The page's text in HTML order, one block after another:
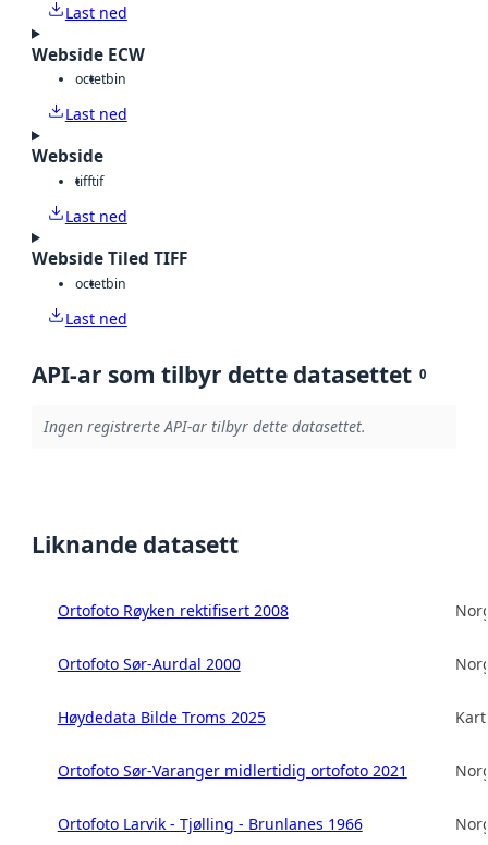
Last ned
Webside ECW
octetbin
Last ned
Webside
tifftif
Last ned
Webside Tiled TIFF
octetbin
Last ned
API-ar som tilbyr dette datasettet 0
Ingen registrerte API-ar tilbyr dette datasettet.
Liknande datasett
Ortofoto Røyken rektifisert 2008
Ortofoto Sør-Aurdal 2000
Høydedata Bilde Troms 2025
Ortofoto Sør-Varanger midlertidig ortofoto 2021
Ortofoto Larvik - Tjølling - Brunlanes 1966